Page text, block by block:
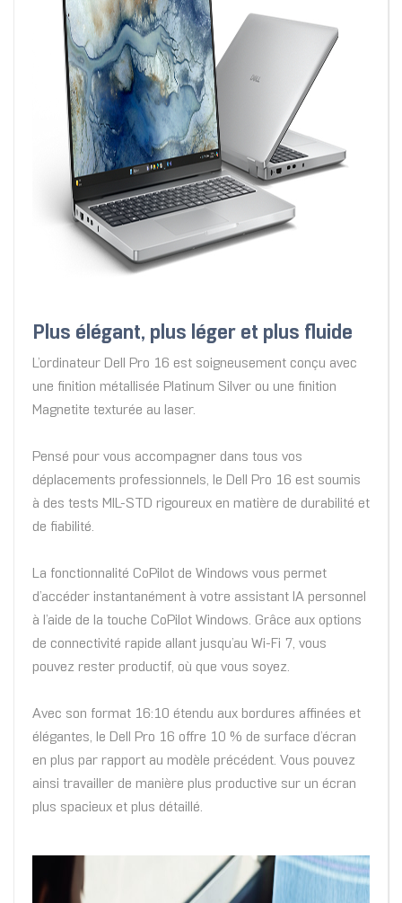
Plus élégant, plus léger et plus fluide
L’ordinateur Dell Pro 16 est soigneusement conçu avec
une finition métallisée Platinum Silver ou une finition
Magnetite texturée au laser.
Pensé pour vous accompagner dans tous vos
déplacements professionnels, le Dell Pro 16 est soumis
à des tests MIL-STD rigoureux en matière de durabilité et
de fiabilité.
La fonctionnalité CoPilot de Windows vous permet
d’accéder instantanément à votre assistant IA personnel
à l’aide de la touche CoPilot Windows. Grâce aux options
de connectivité rapide allant jusqu’au Wi-Fi 7, vous
pouvez rester productif, où que vous soyez.
Avec son format 16:10 étendu aux bordures affinées et
élégantes, le Dell Pro 16 offre 10 % de surface d’écran
en plus par rapport au modèle précédent. Vous pouvez
ainsi travailler de manière plus productive sur un écran
plus spacieux et plus détaillé.